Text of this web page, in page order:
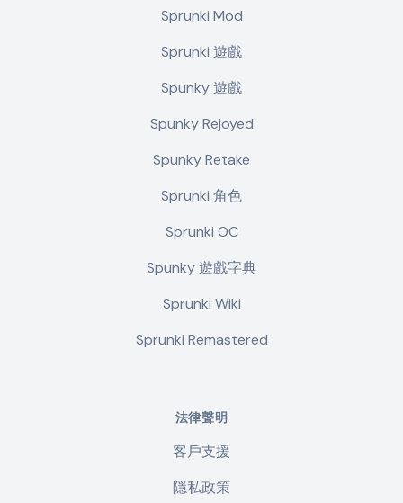
Sprunki Mod
Sprunki 遊戲
Spunky 遊戲
Spunky Rejoyed
Spunky Retake
Sprunki 角色
Sprunki OC
Spunky 遊戲字典
Sprunki Wiki
Sprunki Remastered
法律聲明
客戶支援
隱私政策